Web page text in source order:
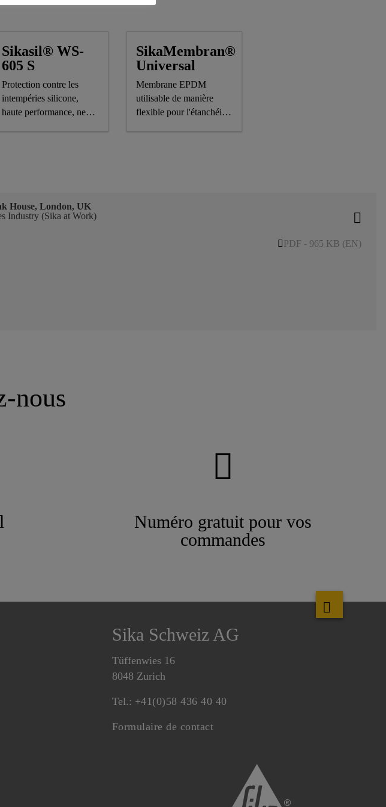
Sikasil® WS-
605 S
Protection contre les
intempéries silicone,
haute performance, ne
SikaMembran®
Universal
Membrane EPDM
utilisable de manière
flexible pour l'étanchéité
House, London, UK
Industry (Sika at Work)
PDF - 965 KB (EN)
nous
Numéro gratuit pour vos
commandes
Sika Schweiz AG
Tüffenwies 16
8048 Zurich
Tel.: +41(0)58 436 40 40
Formulaire de contact